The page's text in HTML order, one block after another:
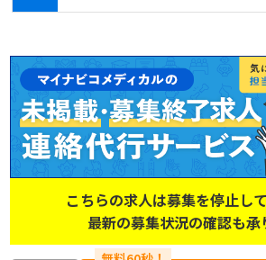
こちらの求人は募集を停止して
最新の募集状況の確認も承